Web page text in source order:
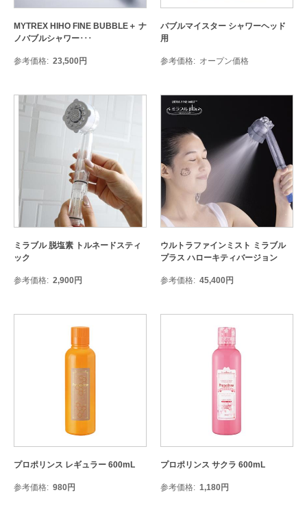
MYTREX HIHO FINE BUBBLE＋ ナ
ノバブルシャワー･･･
参考価格 23,500円
バブルマイスター シャワーヘッド
用
参考価格 オープン価格
ミラブル 脱塩素 トルネードスティ
ック
参考価格 2,900円
ウルトラファインミスト ミラブル
プラス ハローキティバージョン
参考価格 45,400円
プロポリンス レギュラー 600mL
参考価格 980円
プロポリンス サクラ 600mL
参考価格 1,180円